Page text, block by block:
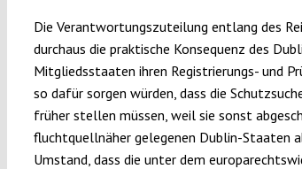
Die Verantwortungszuteilung entlang des
durchaus die praktische Konsequenz des
Mitgliedsstaaten ihren Registrierungs- und
so dafür sorgen würden, dass die
früher stellen müssen, weil sie sonst
fluchtquellnäher gelegenen Dublin-Staaten
Umstand, dass die unter dem